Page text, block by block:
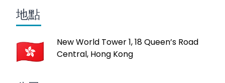
地點
New World Tower 1, 18 Queen’s Road
Central, Hong Kong